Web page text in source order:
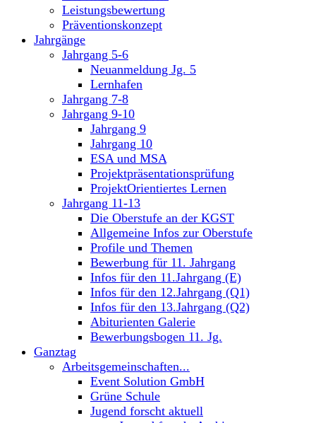
Leistungsbewertung
Präventionskonzept
Jahrgänge
Jahrgang 5-6
Neuanmeldung Jg. 5
Lernhafen
Jahrgang 7-8
Jahrgang 9-10
Jahrgang 9
Jahrgang 10
ESA und MSA
Projektpräsentationsprüfung
ProjektOrientiertes Lernen
Jahrgang 11-13
Die Oberstufe an der KGST
Allgemeine Infos zur Oberstufe
Profile und Themen
Bewerbung für 11. Jahrgang
Infos für den 11.Jahrgang (E)
Infos für den 12.Jahrgang (Q1)
Infos für den 13.Jahrgang (Q2)
Abiturienten Galerie
Bewerbungsbogen 11. Jg.
Ganztag
Arbeitsgemeinschaften...
Event Solution GmbH
Grüne Schule
Jugend forscht aktuell